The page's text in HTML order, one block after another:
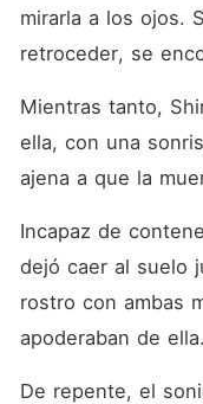
mirarla a los ojos.
retroceder, se
Mientras tanto,
ella, con una
ajena a que la
Incapaz de
dejó caer al suelo
rostro con ambas
apoderaban de ella.
De repente, el